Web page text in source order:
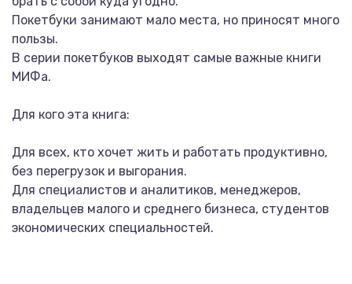
Покетбуки занимают мало места, но приносят много
пользы.
В серии покетбуков выходят самые важные книги
МИФа.
Для кого эта книга:
Для всех, кто хочет жить и работать продуктивно,
без перегрузок и выгорания.
Для специалистов и аналитиков, менеджеров,
владельцев малого и среднего бизнеса, студентов
экономических специальностей.